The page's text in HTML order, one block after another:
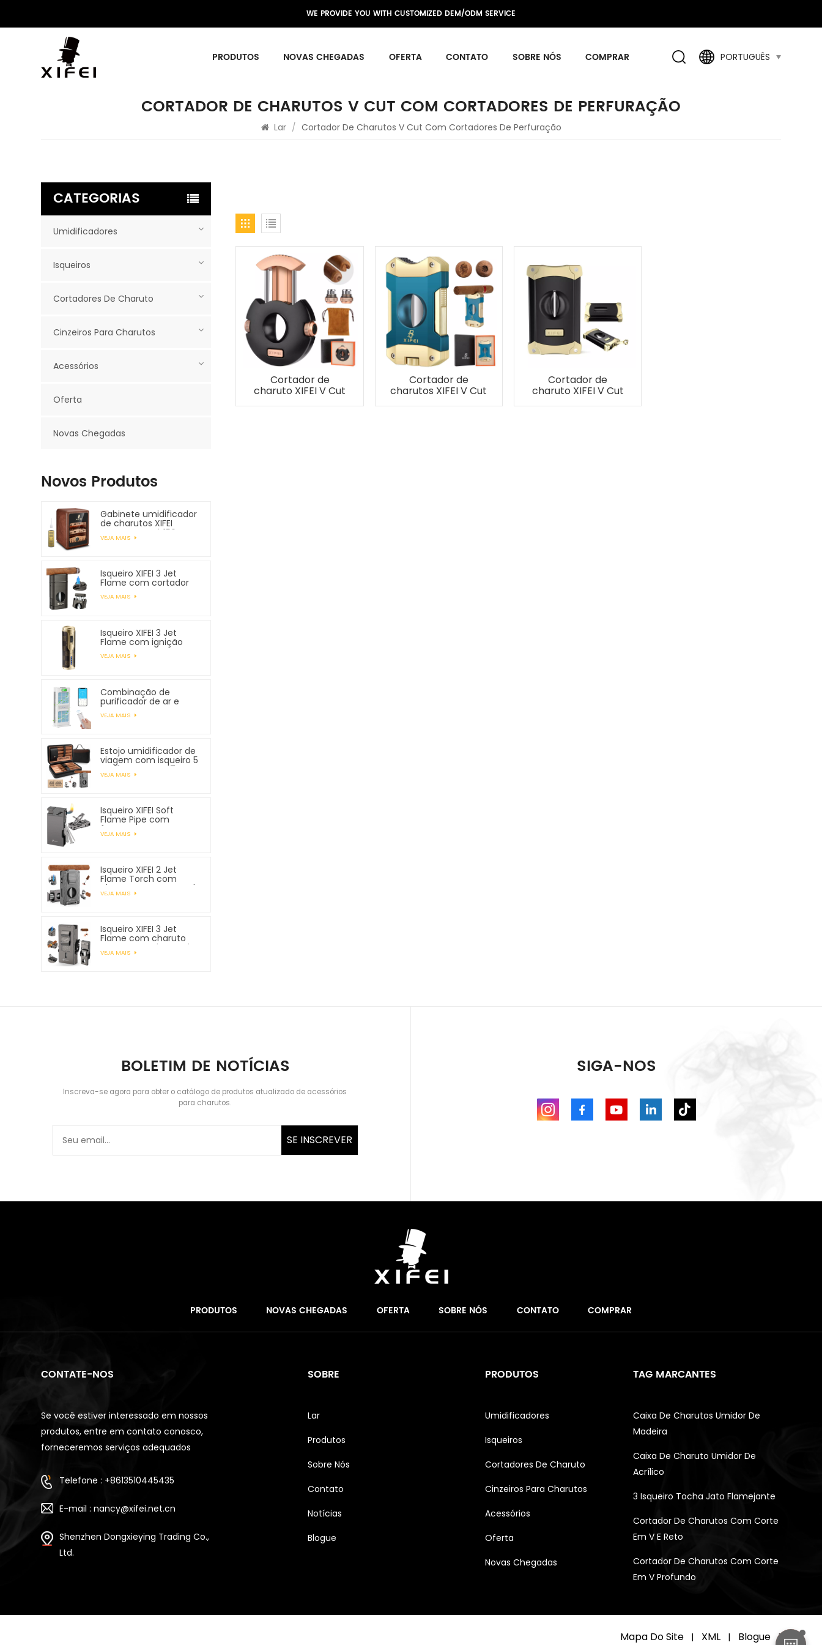
WE PROVIDE YOU WITH CUSTOMIZED DEM/ODM SERVICE
PRODUTOS NOVAS CHEGADAS OFERTA CONTATO SOBRE NÓS COMPRAR PORTUGUÊS
CORTADOR DE CHARUTOS V CUT COM CORTADORES DE PERFURAÇÃO
Lar / Cortador De Charutos V Cut Com Cortadores De Perfuração
Cortador de
charuto XIFEI V Cut
Cortador de
charutos XIFEI V Cut
Cortador de
charuto XIFEI V Cut
CATEGORIAS
Umidificadores
Isqueiros
Cortadores De Charuto
Cinzeiros Para Charutos
Acessórios
Oferta
Novas Chegadas
Novos Produtos
Gabinete umidificador
de charutos XIFEI
comporta até 150
charutos
VEJA MAIS
Isqueiro XIFEI 3 Jet
Flame com cortador
VEJA MAIS
Isqueiro XIFEI 3 Jet
Flame com ignição
VEJA MAIS
Combinação de
purificador de ar e
umidificador XIFEI
VEJA MAIS
Estojo umidificador de
viagem com isqueiro 5
em 1, comporta 7
charutos
VEJA MAIS
Isqueiro XIFEI Soft
Flame Pipe com
ferramentas para
tubos
VEJA MAIS
Isqueiro XIFEI 2 Jet
Flame Torch com
charuto Vcutter Punch
Stand Draw Enhancer
VEJA MAIS
Isqueiro XIFEI 3 Jet
Flame com charuto
Vcutter Punch Stand
Draw Enhancer
VEJA MAIS
BOLETIM DE NOTÍCIAS
Inscreva-se agora para obter o catálogo de produtos atualizado de acessórios
para charutos.
SE INSCREVER
SIGA-NOS
PRODUTOS NOVAS CHEGADAS OFERTA SOBRE NÓS CONTATO COMPRAR
CONTATE-NOS
Se você estiver interessado em nossos
produtos, entre em contato conosco,
forneceremos serviços adequados
Telefone : +8613510445435
E-mail : nancy@xifei.net.cn
Shenzhen Dongxieying Trading Co.,
Ltd.
SOBRE
Lar
Produtos
Sobre Nós
Contato
Notícias
Blogue
PRODUTOS
Umidificadores
Isqueiros
Cortadores De Charuto
Cinzeiros Para Charutos
Acessórios
Oferta
Novas Chegadas
TAG MARCANTES
Caixa De Charutos Umidor De
Madeira
Caixa De Charuto Umidor De
Acrílico
3 Isqueiro Tocha Jato Flamejante
Cortador De Charutos Com Corte
Em V E Reto
Cortador De Charutos Com Corte
Em V Profundo
Mapa Do Site | XML | Blogue |